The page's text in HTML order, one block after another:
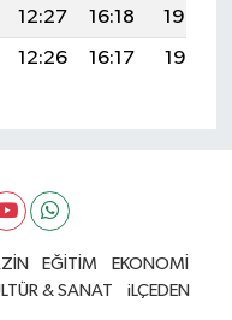
12:27 16:18
19:30
12:26 16:17 19:28
EĞİTİM
EKONOMİ
& SANAT iLÇEDEN